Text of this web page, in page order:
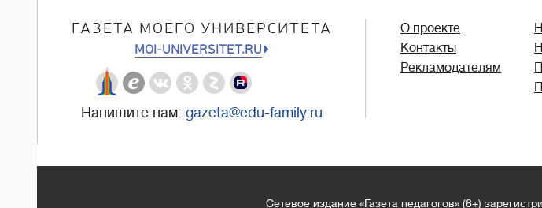
ГАЗЕТА МОЕГО УНИВЕРСИТЕТА
MOI-UNIVERSITET.RU
Напишите нам: gazeta@edu-family.ru
О проекте
Контакты
Рекламодателям
Сетевое издание «Газета педагогов» (6+)